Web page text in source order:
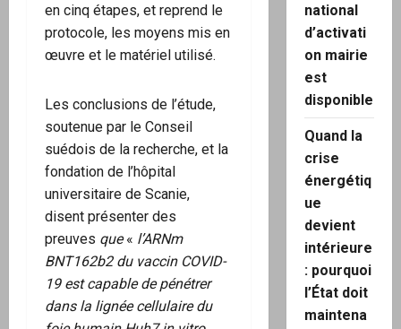
en cinq étapes, et reprend le
protocole, les moyens mis en
œuvre et le matériel utilisé.
Les conclusions de l’étude,
soutenue par le Conseil
suédois de la recherche, et la
fondation de l’hôpital
universitaire de Scanie,
disent présenter des
preuves que« l’ARNm
BNT162b2 du vaccin COVID-
19 est capable de pénétrer
dans la lignée cellulaire du
national
d’activati
on mairie
est
disponible
Quand la
crise
énergétiq
ue
devient
intérieure
: pourquoi
l’État doit
maintena